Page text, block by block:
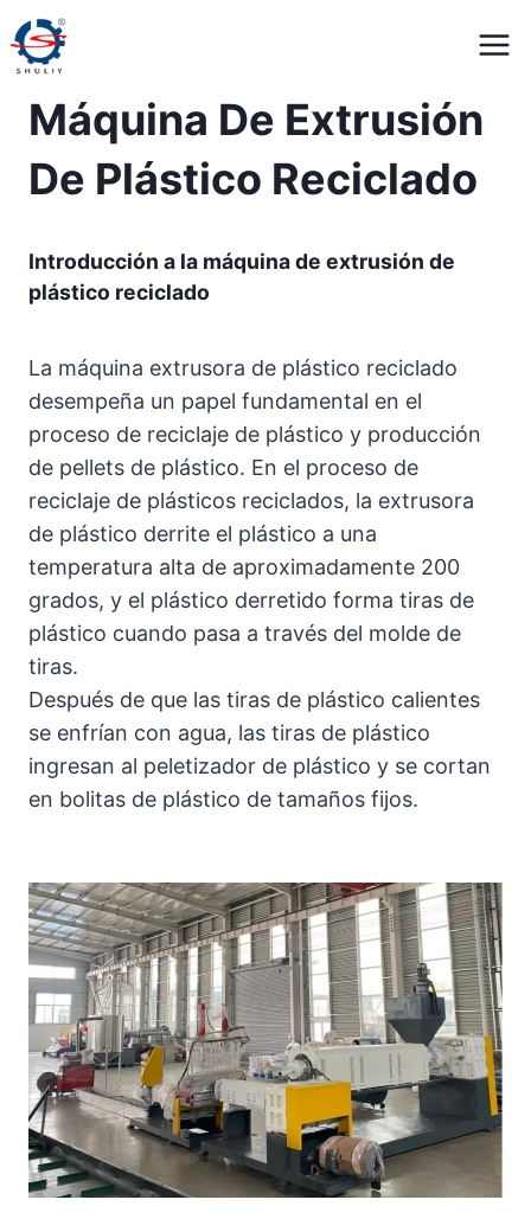
Saltar
al
contenido
Máquina De Extrusión
De Plástico Reciclado
Introducción a la máquina de extrusión de
plástico reciclado
La máquina extrusora de plástico reciclado
desempeña un papel fundamental en el
proceso de reciclaje de plástico y producción
de pellets de plástico. En el proceso de
reciclaje de plásticos reciclados, la extrusora
de plástico derrite el plástico a una
temperatura alta de aproximadamente 200
grados, y el plástico derretido forma tiras de
plástico cuando pasa a través del molde de
tiras.
Después de que las tiras de plástico calientes
se enfrían con agua, las tiras de plástico
ingresan al peletizador de plástico y se cortan
en bolitas de plástico de tamaños fijos.